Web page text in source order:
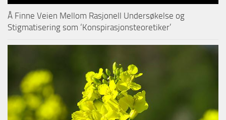
Å Finne Veien Mellom Rasjonell Undersøkelse og
Stigmatisering som ‘Konspirasjonsteoretiker’